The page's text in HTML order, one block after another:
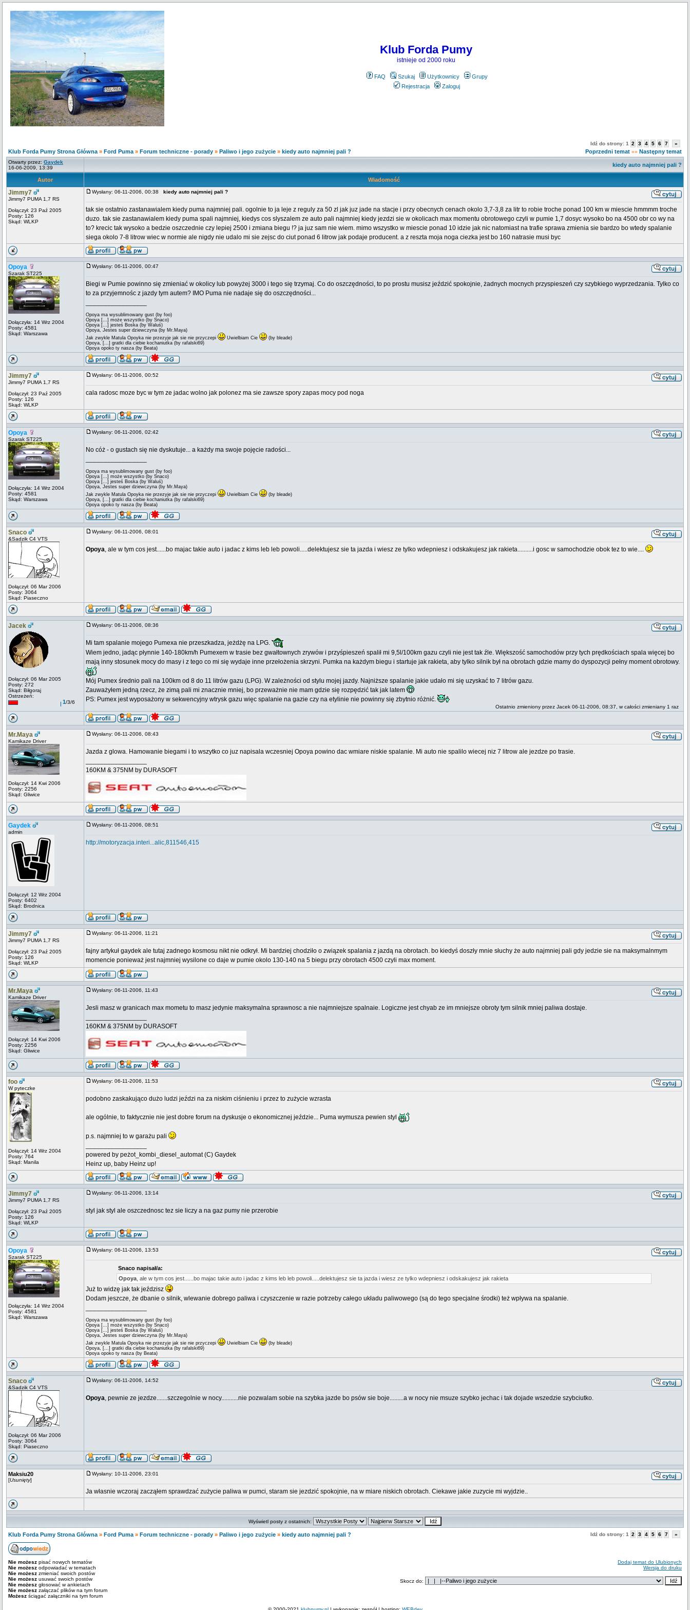
Klub Forda Pumy
istnieje od 2000 roku
FAQ Szukaj Użytkownicy
Grupy
Rejestracja
Zaloguj
Klub Forda Pumy Strona Główna » Ford Puma » Forum techniczne - porady » Paliwo i jego zużycie » kiedy auto najmniej pali ?
Idź do strony: 1 2 3 4 5 6 7 »
Poprzedni temat «» Następny temat
Otwarty przez: Gaydek
16-06-2009, 13:39
kiedy auto najmniej pali ?
Autor Wiadomość
Jimmy7
Jimmy7 PUMA 1,7 RS
Dołączył: 23 Paź 2005
Posty: 126
Skąd: WLKP
Wysłany: 06-11-2006, 00:38 kiedy auto najmniej pali ?
tak sie ostatnio zastanawialem kiedy puma najmniej pali. ogolnie to ja leje z reguly za 50 zl jak juz jade na stacje i przy obecnych cenach okolo 3,7-3,8 za litr to robie troche ponad 100 km w miescie hmmmm troche
duzo. tak sie zastanawialem kiedy puma spali najmniej, kiedys cos slyszalem ze auto pali najmniej kiedy jezdzi sie w okolicach max momentu obrotowego czyli w pumie 1,7 dosyc wysoko bo na 4500 obr co wy na
to? krecic tak wysoko a bedzie oszczednie czy lepiej 2500 i zmiana biegu !? ja juz sam nie wiem. mimo wszystko w miescie ponad 10 idzie jak nic natomiast na trafie sprawa zmienia sie bardzo bo wtedy spalanie
siega okolo 7-8 litrow wiec w normie ale nigdy nie udalo mi sie zejsc do ciut ponad 6 litrow jak podaje producent. a z reszta moja noga ciezka jest bo 160 natrasie musi byc
Opoya
Szarak ST225
Dołączyła: 14 Wrz 2004
Posty: 4581
Skąd: Warszawa
Wysłany: 06-11-2006, 00:47
Biegi w Pumie powinno się zmieniać w okolicy lub powyżej 3000 i tego się trzymaj. Co do oszczędności, to po prostu musisz jeździć spokojnie, żadnych mocnych przyspieszeń czy szybkiego wyprzedzania. Tylko co
to za przyjemnośc z jazdy tym autem? IMO Puma nie nadaje się do oszczędności...
Opoya ma wysublimowany gust (by foo)
Opoya [...] może wszystko (by Snaco)
Opoya [...] jesteś Boska (by Waluś)
Opoya, Jestes super dziewczyna (by Mr.Maya)
Jak zwykle Matula Opoyka nie przezyje jak sie nie przyczepi
Uwielbiam Cie
(by bleade)
Opoya, [...] gratki dla ciebie kochaniutka (by rafalski69)
Opoya opoko ty nasza (by Beata)
Jimmy7
Jimmy7 PUMA 1,7 RS
Dołączył: 23 Paź 2005
Posty: 126
Skąd: WLKP
Wysłany: 06-11-2006, 00:52
cala radosc moze byc w tym ze jadac wolno jak polonez ma sie zawsze spory zapas mocy pod noga
Opoya
Szarak ST225
Dołączyła: 14 Wrz 2004
Posty: 4581
Skąd: Warszawa
Wysłany: 06-11-2006, 02:42
No cóż - o gustach się nie dyskutuje... a każdy ma swoje pojęcie radości...
Opoya ma wysublimowany gust (by foo)
Opoya [...] może wszystko (by Snaco)
Opoya [...] jesteś Boska (by Waluś)
Opoya, Jestes super dziewczyna (by Mr.Maya)
Jak zwykle Matula Opoyka nie przezyje jak sie nie przyczepi
Uwielbiam Cie
(by bleade)
Opoya, [...] gratki dla ciebie kochaniutka (by rafalski69)
Opoya opoko ty nasza (by Beata)
Snaco
&Sadzik C4 VTS
Dołączył: 06 Mar 2006
Posty: 3064
Skąd: Piaseczno
Wysłany: 06-11-2006, 08:01
Opoya, ale w tym cos jest......bo majac takie auto i jadac z kims leb leb powoli.....delektujesz sie ta jazda i wiesz ze tylko wdepniesz i odskakujesz jak rakieta..........i gosc w samochodzie obok tez to wie....
Jacek
Dołączył: 06 Mar 2005
Posty: 272
Skąd: Biłgoraj
Ostrzeżeń:
1/3/6
Wysłany: 06-11-2006, 08:36
Mi tam spalanie mojego Pumexa nie przeszkadza, jeżdżę na LPG.
Wiem jedno, jadąc płynnie 140-180km/h Pumexem w trasie bez gwałtownych zrywów i przyśpieszeń spalił mi 9,5l/100km gazu czyli nie jest tak źle. Większość samochodów przy tych prędkościach spala więcej bo
mają inny stosunek mocy do masy i z tego co mi się wydaje inne przełożenia skrzyni. Pumka na każdym biegu i startuje jak rakieta, aby tylko silnik był na obrotach gdzie mamy do dyspozycji pełny moment obrotowy.
Mój Pumex średnio pali na 100km od 8 do 11 litrów gazu (LPG). W zależności od stylu mojej jazdy. Najniższe spalanie jakie udało mi się uzyskać to 7 litrów gazu.
Zauważyłem jedną rzecz, że zimą pali mi znacznie mniej, bo przeważnie nie mam gdzie się rozpędzić tak jak latem
PS: Pumex jest wyposażony w sekwencyjny wtrysk gazu więc spalanie na gazie czy na etylinie nie powinny się zbytnio różnić.
Ostatnio zmieniony przez Jacek 06-11-2006, 08:37, w całości zmieniany 1 raz
Mr.Maya
Kamikaze Driver
Dołączył: 14 Kwi 2006
Posty: 2256
Skąd: Gliwice
Wysłany: 06-11-2006, 08:43
Jazda z glowa. Hamowanie biegami i to wszytko co juz napisala wczesniej Opoya powino dac wmiare niskie spalanie. Mi auto nie spalilo wiecej niz 7 litrow ale jezdze po trasie.
160KM & 375NM by DURASOFT
Gaydek
admin
Dołączył: 12 Wrz 2004
Posty: 6402
Skąd: Brodnica
Wysłany: 06-11-2006, 08:51
http://motoryzacja.interi...alic,811546,415
Jimmy7
Jimmy7 PUMA 1,7 RS
Dołączył: 23 Paź 2005
Posty: 126
Skąd: WLKP
Wysłany: 06-11-2006, 11:21
fajny artykuł gaydek ale tutaj zadnego kosmosu nikt nie odkrył. Mi bardziej chodziło o związek spalania z jazdą na obrotach. bo kiedyś doszły mnie słuchy że auto najmniej pali gdy jedzie sie na maksymalnmym
momencie ponieważ jest najmniej wysilone co daje w pumie okolo 130-140 na 5 biegu przy obrotach 4500 czyli max moment.
Mr.Maya
Kamikaze Driver
Dołączył: 14 Kwi 2006
Posty: 2256
Skąd: Gliwice
Wysłany: 06-11-2006, 11:43
Jesli masz w granicach max mometu to masz jedynie maksymalna sprawnosc a nie najmniejsze spalnaie. Logiczne jest chyab ze im mniejsze obroty tym silnik mniej paliwa dostaje.
160KM & 375NM by DURASOFT
foo
W pyteczke
Dołączył: 14 Wrz 2004
Posty: 764
Skąd: Manila
Wysłany: 06-11-2006, 11:53
podobno zaskakująco dużo ludzi jeździ na za niskim ciśnieniu i przez to zużycie wzrasta
ale ogólnie, to faktycznie nie jest dobre forum na dyskusje o ekonomicznej jeździe... Puma wymusza pewien styl
p.s. najmniej to w garażu pali
powered by peżot_kombi_diesel_automat (C) Gaydek
Heinz up, baby Heinz up!
Jimmy7
Jimmy7 PUMA 1,7 RS
Dołączył: 23 Paź 2005
Posty: 126
Skąd: WLKP
Wysłany: 06-11-2006, 13:14
styl jak styl ale oszczednosc tez sie liczy a na gaz pumy nie przerobie
Opoya
Szarak ST225
Dołączyła: 14 Wrz 2004
Posty: 4581
Skąd: Warszawa
Wysłany: 06-11-2006, 13:53
Snaco napisał/a:
Opoya, ale w tym cos jest......bo majac takie auto i jadac z kims leb leb powoli.....delektujesz sie ta jazda i wiesz ze tylko wdepniesz i odskakujesz jak rakieta
Już to widzę jak tak jeździsz
Dodam jeszcze, że dbanie o silnik, wlewanie dobrego paliwa i czyszczenie w razie potrzeby całego układu paliwowego (są do tego specjalne środki) też wpływa na spalanie.
Opoya ma wysublimowany gust (by foo)
Opoya [...] może wszystko (by Snaco)
Opoya [...] jesteś Boska (by Waluś)
Opoya, Jestes super dziewczyna (by Mr.Maya)
Jak zwykle Matula Opoyka nie przezyje jak sie nie przyczepi
Uwielbiam Cie
(by bleade)
Opoya, [...] gratki dla ciebie kochaniutka (by rafalski69)
Opoya opoko ty nasza (by Beata)
Snaco
&Sadzik C4 VTS
Dołączył: 06 Mar 2006
Posty: 3064
Skąd: Piaseczno
Wysłany: 06-11-2006, 14:52
Opoya, pewnie ze jezdze.......szczegolnie w nocy...........nie pozwalam sobie na szybka jazde bo psów sie boje.........a w nocy nie msuze szybko jechac i tak dojade wszedzie szybciutko.
Maksiu20
[Usunięty]
Wysłany: 10-11-2006, 23:01
Ja własnie wczoraj zacząłem sprawdzać zużycie paliwa w pumci, staram sie jezdzić spokojnie, na w miare niskich obrotach. Ciekawe jakie zuzycie mi wyjdzie..
Wyświetl posty z ostatnich:
Klub Forda Pumy Strona Główna » Ford Puma » Forum techniczne - porady » Paliwo i jego zużycie » kiedy auto najmniej pali ? Idź do strony: 1 2 3 4 5 6 7 »
Nie możesz pisać nowych tematów
Nie możesz odpowiadać w tematach
Nie możesz zmieniać swoich postów
Nie możesz usuwać swoich postów
Nie możesz głosować w ankietach
Nie możesz załączać plików na tym forum
Możesz ściągać załączniki na tym forum
Dodaj temat do Ulubionych
Wersja do druku
Skocz do: